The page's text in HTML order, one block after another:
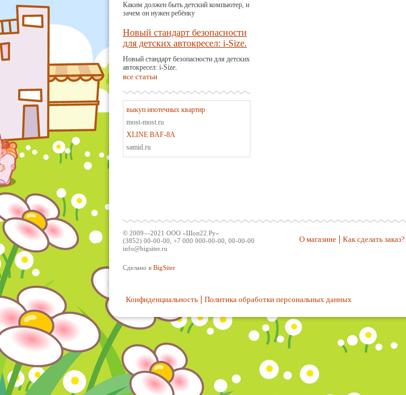
Каким должен быть детский компьютер, и
зачем он нужен ребёнку
Новый стандарт безопасности
для детских автокресел: i-Size.
Новый стандарт безопасности для детских
автокресел: i-Size.
все статьи
выкуп ипотечных квартир
most-most.ru
XLINE BAF-8A
samid.ru
© 2009—2021 ООО «Шоп22.Ру»
(3852) 00-00-00, +7 000 000-00-00, 00-00-00
info@bigsiter.ru
Сделано в BigSiter
О магазине Как сделать заказ?
Конфиденциальность Политика обработки персональных данных